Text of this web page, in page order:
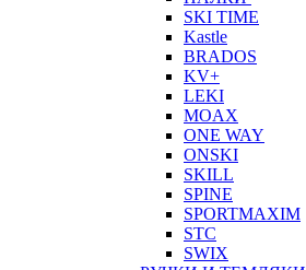
SKI TIME
Kastle
BRADOS
KV+
LEKI
MOAX
ONE WAY
ONSKI
SKILL
SPINE
SPORTMAXIM
STC
SWIX